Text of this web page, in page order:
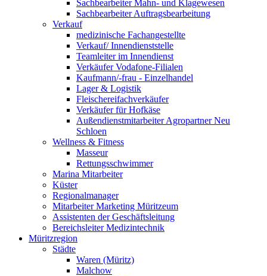
Sachbearbeiter Mahn- und Klagewesen
Sachbearbeiter Auftragsbearbeitung
Verkauf
medizinische Fachangestellte
Verkauf/ Innendienststelle
Teamleiter im Innendienst
Verkäufer Vodafone-Filialen
Kaufmann/-frau - Einzelhandel
Lager & Logistik
Fleischereifachverkäufer
Verkäufer für Hofkäse
Außendienstmitarbeiter Agropartner Neu
Schloen
Wellness & Fitness
Masseur
Rettungsschwimmer
Marina Mitarbeiter
Küster
Regionalmanager
Mitarbeiter Marketing Müritzeum
Assistenten der Geschäftsleitung
Bereichsleiter Medizintechnik
Müritzregion
Städte
Waren (Müritz)
Malchow